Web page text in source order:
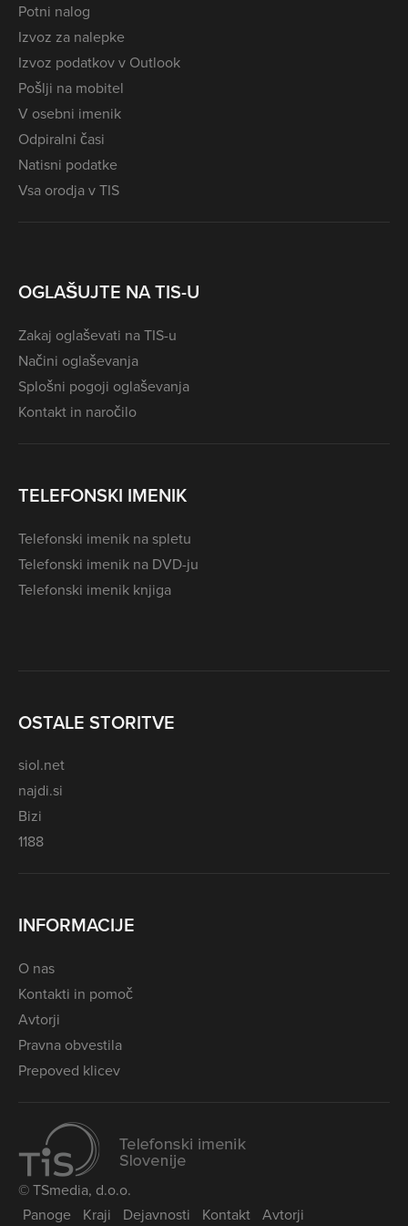
Potni nalog
Izvoz za nalepke
Izvoz podatkov v Outlook
Pošlji na mobitel
V osebni imenik
Odpiralni časi
Natisni podatke
Vsa orodja v TIS
OGLAŠUJTE NA TIS-U
Zakaj oglaševati na TIS-u
Načini oglaševanja
Splošni pogoji oglaševanja
Kontakt in naročilo
TELEFONSKI IMENIK
Telefonski imenik na spletu
Telefonski imenik na DVD-ju
Telefonski imenik knjiga
OSTALE STORITVE
siol.net
najdi.si
Bizi
1188
INFORMACIJE
O nas
Kontakti in pomoč
Avtorji
Pravna obvestila
Prepoved klicev
© TSmedia, d.o.o.
Panoge
Kraji Dejavnosti Kontakt Avtorji